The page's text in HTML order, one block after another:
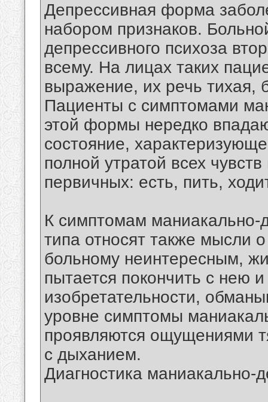
Депрессивная форма
набором признаков.
депрессивного психоза
всему. На лицах таких
выражение, их речь тихая,
Пациенты с симптомами
этой формы нередко
состояние,
полной утратой всех
первичных: есть, пить,
К симптомам маниакально-
типа относят также мысли
больному неинтересным,
пытается покончить с нею
изобретательности,
уровне симптомы
проявляются ощущениями
с дыханием.
Диагностика маниакально-